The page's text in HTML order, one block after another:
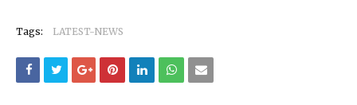
Tags: LATEST-NEWS